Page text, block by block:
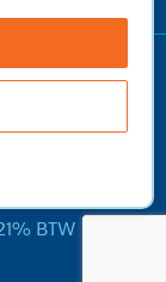
Registrant
21% BTW